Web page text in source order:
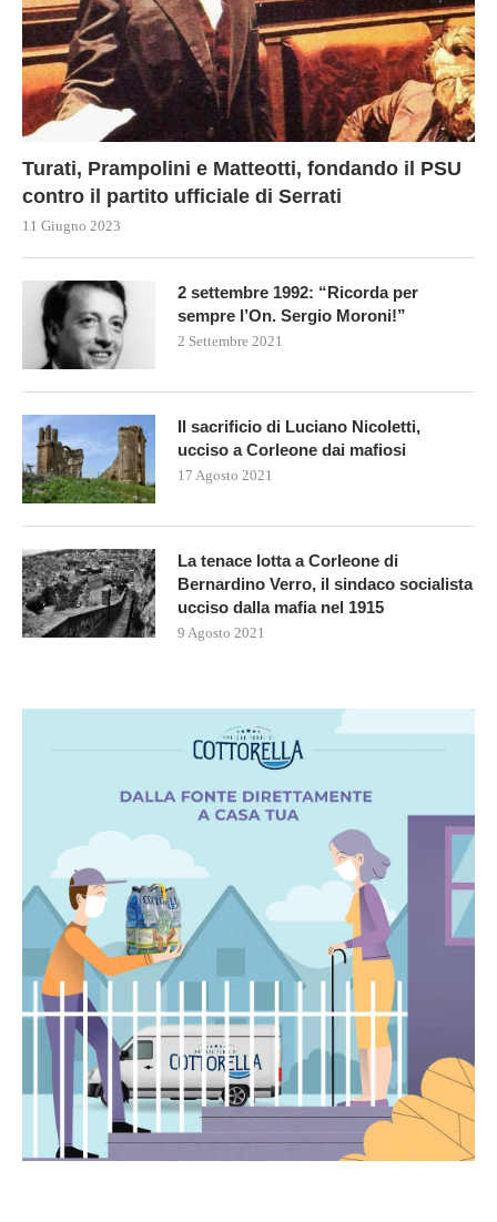
Turati, Prampolini e Matteotti, fondando il PSU
contro il partito ufficiale di Serrati
11 Giugno 2023
2 settembre 1992: “Ricorda per
sempre l’On. Sergio Moroni!”
2 Settembre 2021
Il sacrificio di Luciano Nicoletti,
ucciso a Corleone dai mafiosi
17 Agosto 2021
La tenace lotta a Corleone di
Bernardino Verro, il sindaco socialista
ucciso dalla mafia nel 1915
9 Agosto 2021